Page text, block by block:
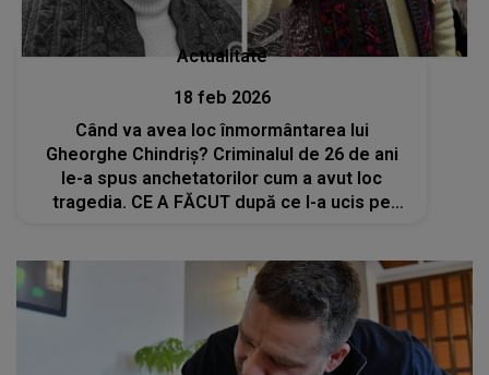
Actualitate
18 feb 2026
Când va avea loc înmormântarea lui
Gheorghe Chindriș? Criminalul de 26 de ani
le-a spus anchetatorilor cum a avut loc
tragedia. CE A FĂCUT după ce l-a ucis pe